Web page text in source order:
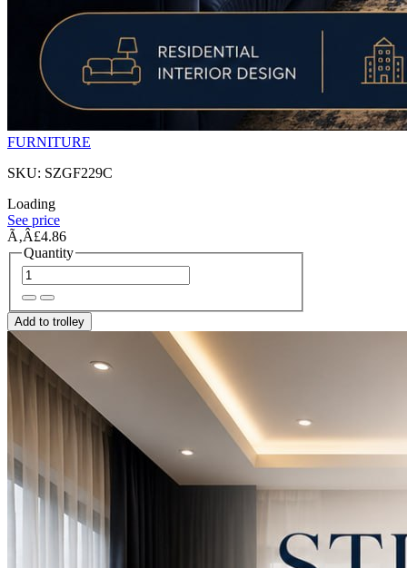
FURNITURE
SKU: SZGF229C
Loading
See price
Ã‚Â£4.86
Quantity
Add to trolley